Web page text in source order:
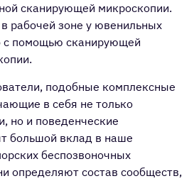
сканирующей микроскопии.
рабочей зоне у ювенильных
с помощью сканирующей
подобные комплексные
в себя не только
но и поведенческие
большой вклад в наше
беспозвоночных
определяют состав сообществ,